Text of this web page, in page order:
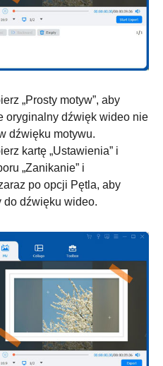
„Prosty motyw”, aby
oryginalny dźwięk wideo nie
dźwięku motywu.
kartę „Ustawienia” i
„Zanikanie” i
po opcji Pętla, aby
do dźwięku wideo.